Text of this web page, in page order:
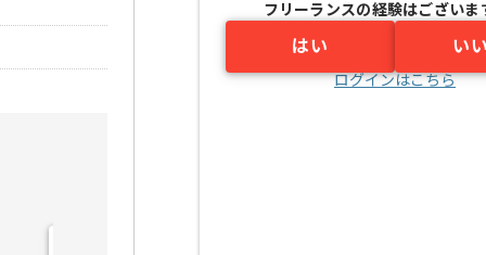
フリーランスの経験はございま
はい い
ログインはこちら